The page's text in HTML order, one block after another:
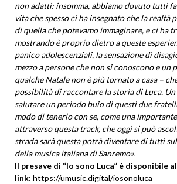
non adatti: insomma, abbiamo dovuto tutti
vita che spesso ci ha insegnato che la realtà
di quella che potevamo immaginare, e ci ha
mostrando è proprio dietro a queste
panico adolescenziali, la sensazione di
mezzo a persone che non si conoscono e un
qualche Natale non è più tornato a casa –
possibilità di raccontare la storia di Luca.
salutare un periodo buio di questi due
modo di tenerlo con se, come una
attraverso questa track, che oggi si può
strada sarà questa potrà diventare di tutti
della musica italiana di Sanremo».
Il presave di “Io sono Luca” è disponibile
link: https://umusic.digital/iosonoluca